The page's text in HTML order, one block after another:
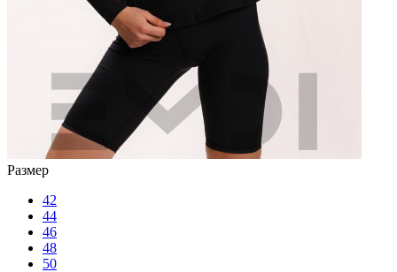
Размер
42
44
46
48
50